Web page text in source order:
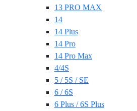
13 PRO MAX
14
14 Plus
14 Pro
14 Pro Max
4/4S
5 / 5S / SE
6 / 6S
6 Plus / 6S Plus